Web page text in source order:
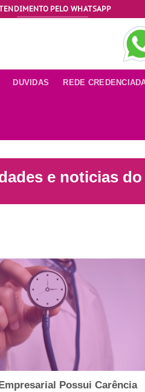
PELO WHATSAPP
DUVIDAS REDE
e noticias
Possui Carência